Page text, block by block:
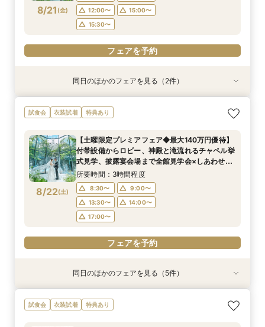
フェアを予約
フェアを予約
8/21 (金)
12:00〜
15:00〜
15:30〜
フェアを予約
衣装試着 特典あり
8/21(金)
【少人数プラン相談会】専用の貸切別邸OPEN&
贅沢無料試食
11:00〜
11:30〜
12:00〜
15:00〜
15:30〜
フェアを予約
特典あり
8/21(金)
マイナビ限定★当館人気NO,1◆豪華国産「しあ
わせ絆牛」絶品試食付◆
11:00〜
11:30〜
12:00〜
15:00〜
15:30〜
フェアを予約
同日のほかのフェアを見る（2件）
試食会 衣装試着 特典あり
8/22(土)
【土曜限定プレミアフェア◆最大140万円優待】
付帯設備からロビー、神殿と滝流れるチャペル挙
式見学、披露宴会場まで全館見学会×しあわせ絆
牛無料試食会×おふたりに合わせた見積りシュミ
レーション
所要時間：3時間程度
8:30〜
9:00〜
13:30〜
14:00〜
17:00〜
フェアを予約
衣装試着 特典あり
【少人数プラン相談会】専用の貸切別邸OPEN&
贅沢無料試食
特典あり
【神前挙式をご検討の方へ】神殿「凛」見学＆和
フレンチ無料試食
特典あり
【初めての式場見学の方も安心】豪華試食付きウ
エディング相談会
衣装試着 特典あり
《新チャペルOPEN記念◆8大特典≫木目×ナ
チュラルチャペル体験
衣装試着 特典あり
マイナビ限定【料理重視派必見】和牛フィレ肉×
懐石フレンチコース美食会
同日のほかのフェアを見る（5件）
試食会 衣装試着 特典あり